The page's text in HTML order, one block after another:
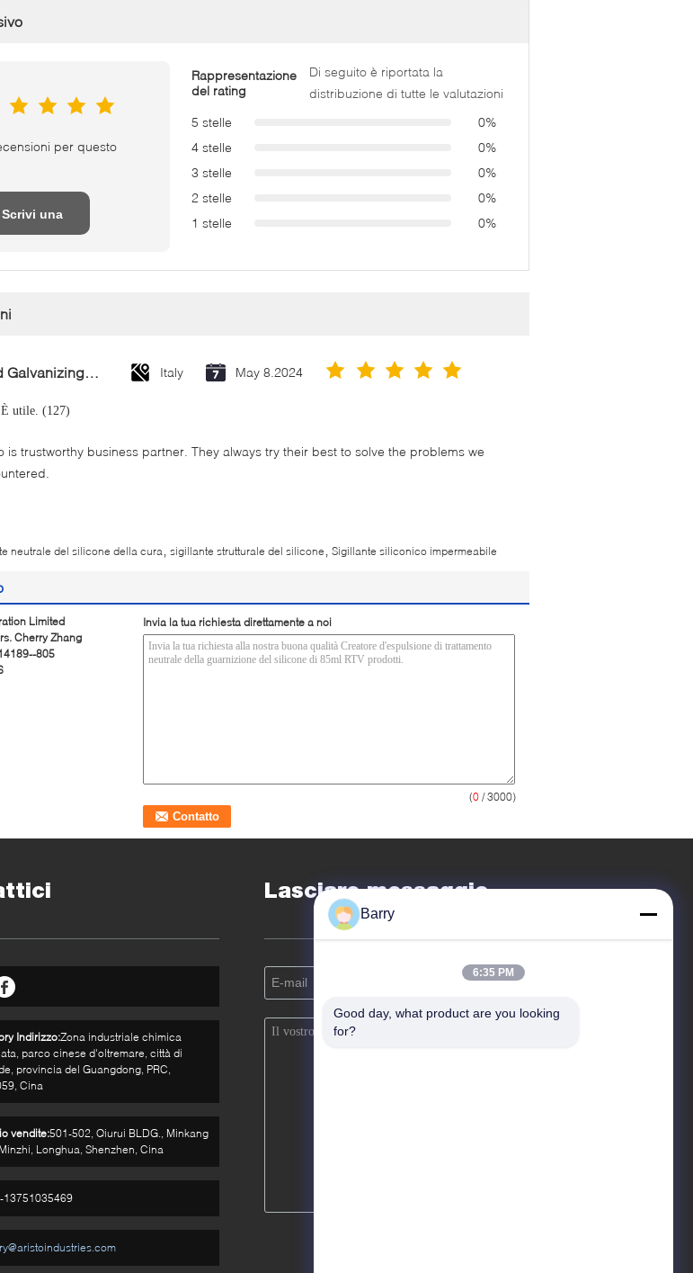
per questo
Scrivi una
Rappresentazione
del rating
Di seguito è riportata la
distribuzione di tutte le valutazioni
5 stelle
0%
4 stelle
0%
3 stelle
0%
2 stelle
0%
1 stelle
0%
Cold Galvanizing Zinc Spray Paint 400ml Italy May 8.2024
È utile. (127)
is trustworthy business partner. They always try their best to solve the problems we
neutrale del silicone della cura sigillante strutturale del silicone Sigillante siliconico impermeabile
Limited
Cherry Zhang
805
Invia la tua richiesta direttamente a noi
(0 / 3000)
Indirizzo:Zona industriale chimica
parco cinese d'oltremare, città di
provincia del Guangdong, PRC,
Cina
vendite:501-502, Qiurui BLDG., Minkang
Longhua, Shenzhen, Cina
13751035469
Lasciare messaggio
Barry
6:35 PM
Good day, what product are you looking
for?